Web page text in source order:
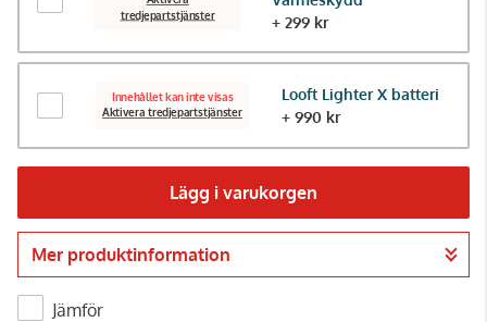
tredjepartstjänster
+ 299 kr
Innehållet kan inte visas
Aktivera tredjepartstjänster
Looft Lighter X batteri
+ 990 kr
Lägg i varukorgen
Gå till kassan
Mer produktinformation
Jämför